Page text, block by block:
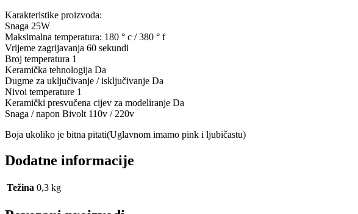
Karakteristike proizvoda:
Snaga 25W
Maksimalna temperatura: 180 ° c / 380 ° f
Vrijeme zagrijavanja 60 sekundi
Broj temperatura 1
Keramička tehnologija Da
Dugme za uključivanje / isključivanje Da
Nivoi temperature 1
Keramički presvučena cijev za modeliranje Da
Snaga / napon Bivolt 110v / 220v
Boja ukoliko je bitna pitati(Uglavnom imamo pink i ljubičastu)
Dodatne informacije
Težina 0,3 kg